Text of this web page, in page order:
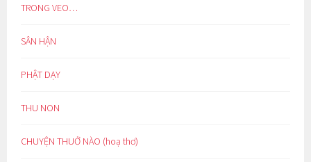
TRONG VEO…
SÂN HẬN
PHẬT DẠY
THU NON
CHUYỆN THUỞ NÀO (hoạ thơ)